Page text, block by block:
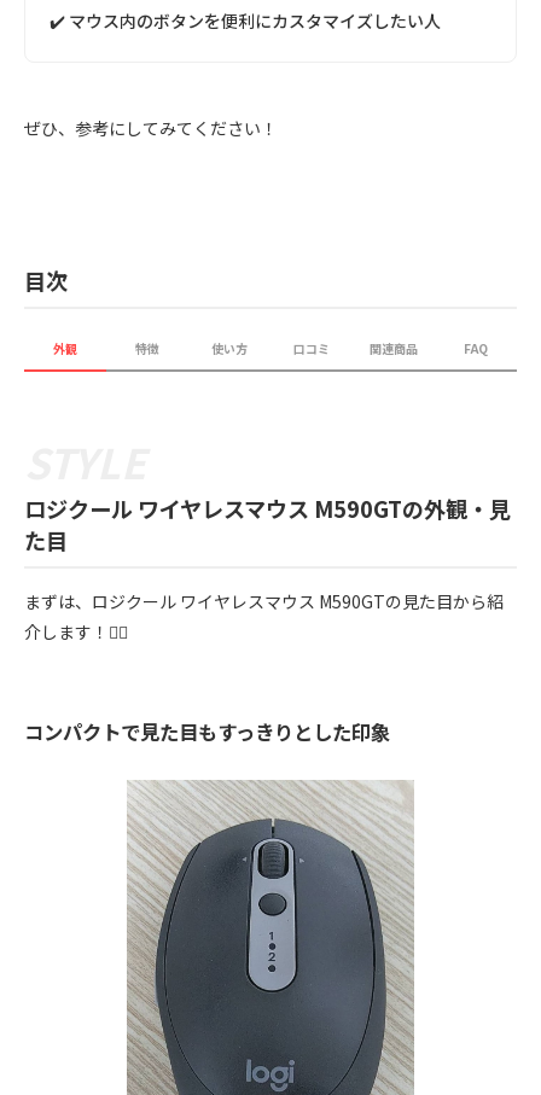
✔️ マウス内のボタンを便利にカスタマイズしたい人
ぜひ、参考にしてみてください！
目次
外観 特徴 使い方 口コミ 関連商品 FAQ
ロジクール ワイヤレスマウス M590GTの外観・見
た目
まずは、ロジクール ワイヤレスマウス M590GTの見た目から紹
介します！💁‍♀️
コンパクトで見た目もすっきりとした印象